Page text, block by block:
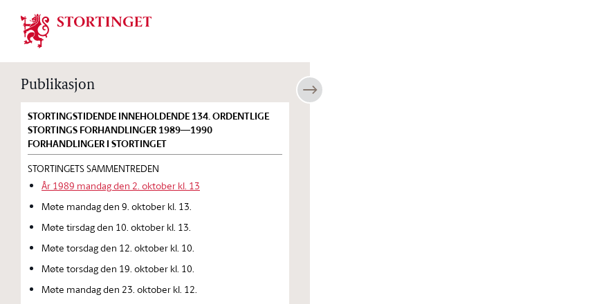
Stortinget.no
Publikasjon
STORTINGSTIDENDE INNEHOLDENDE 134. ORDENTLIGE
STORTINGS FORHANDLINGER 1989—1990
FORHANDLINGER I STORTINGET
STORTINGETS SAMMENTREDEN
År 1989 mandag den 2. oktober kl. 13
Møte mandag den 9. oktober kl. 13.
Møte tirsdag den 10. oktober kl. 13.
Møte torsdag den 12. oktober kl. 10.
Møte torsdag den 19. oktober kl. 10.
Møte mandag den 23. oktober kl. 12.